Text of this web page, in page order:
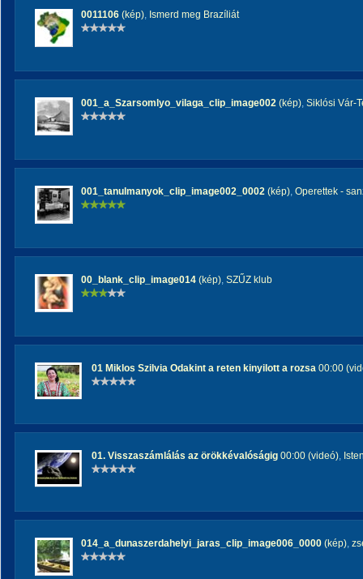
0011106 (kép), Ismerd meg Brazíliát
001_a_Szarsomlyo_vilaga_clip_image002 (kép), Siklósi Vár-
001_tanulmanyok_clip_image002_0002 (kép), Operettek -
00_blank_clip_image014 (kép), SZŰZ klub
01 Miklos Szilvia Odakint a reten kinyilott a rozsa 00:00
01. Visszaszámlálás az örökkévalóságig 00:00 (videó),
014_a_dunaszerdahelyi_jaras_clip_image006_0000 (kép),